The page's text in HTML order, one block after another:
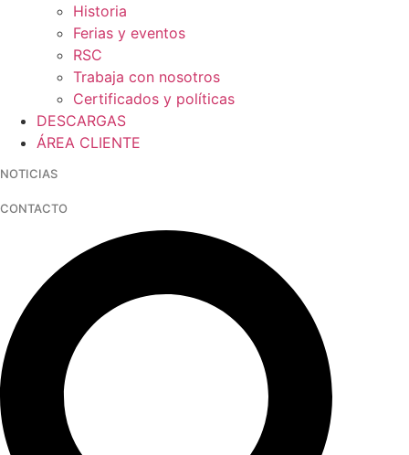
Historia
Ferias y eventos
RSC
Trabaja con nosotros
Certificados y políticas
DESCARGAS
ÁREA CLIENTE
NOTICIAS
CONTACTO